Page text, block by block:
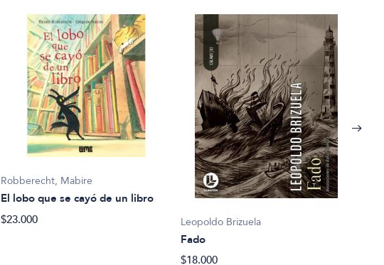
Robberecht, Mabire
El lobo que se cayó de un libro
$23.000
Leopoldo Brizuela
Fado
$18.000